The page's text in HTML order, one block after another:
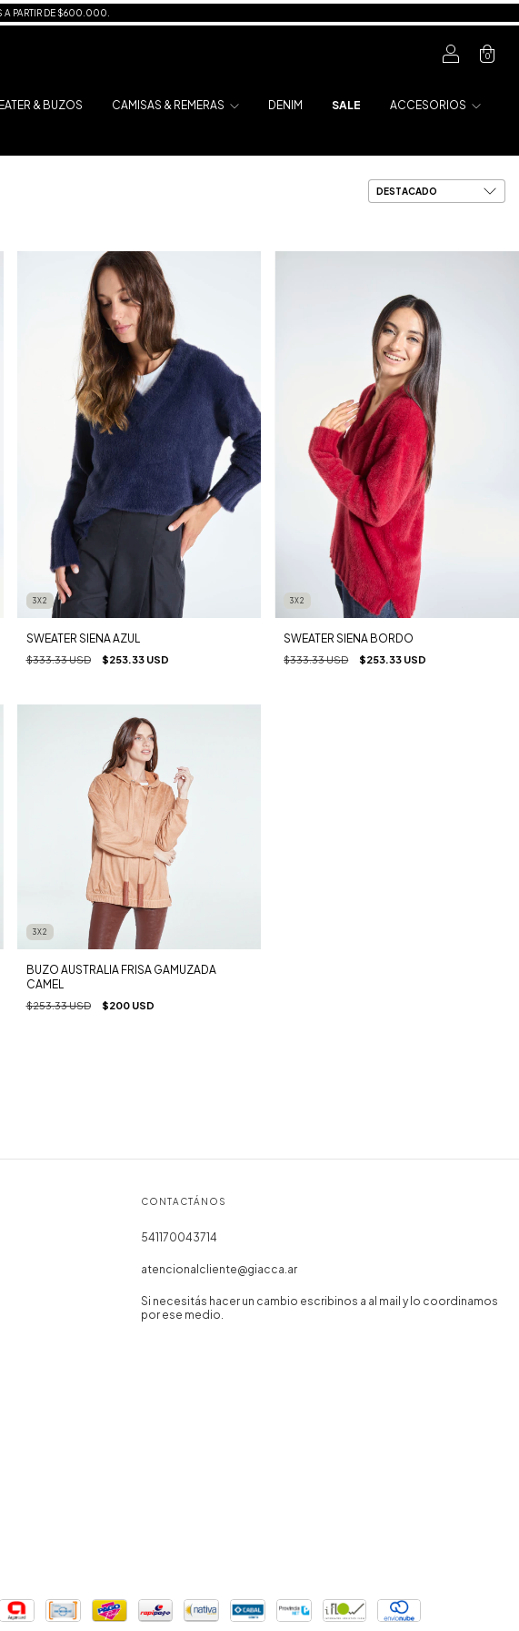
A PARTIR DE $600.000.
0
& BUZOS CAMISAS & REMERAS DENIM SALE
ACCESORIOS
3X2
SWEATER SIENA AZUL
$333.33 USD $253.33 USD
3X2
SWEATER SIENA BORDO
$333.33 USD $253.33 USD
3X2
BUZO AUSTRALIA FRISA GAMUZADA
CAMEL
$253.33 USD $200 USD
CONTACTÁNOS
541170043714
atencionalcliente@giacca.ar
Si necesitás hacer un cambio escribinos a al mail y lo coordinamos
por ese medio.